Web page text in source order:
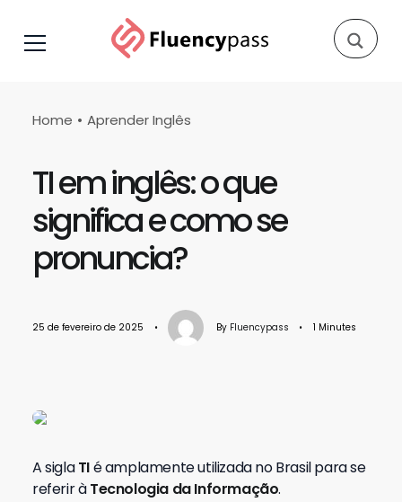
Home Aprender Inglês
TI em inglês: o que
significa e como se
pronuncia?
25 de fevereiro de 2025 • By Fluencypass • 1 Minutes
A siglaTIé amplamente utilizada no Brasil para se
referir àTecnologia da Informação.